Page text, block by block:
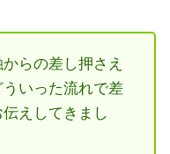
らの差し押さえ
いった流れで差
えしてきまし